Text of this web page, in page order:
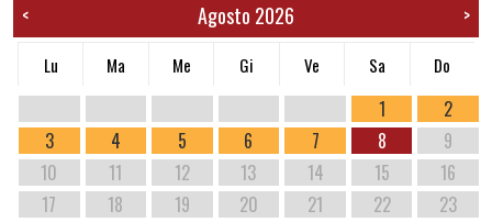
< Agosto 2026 >
Lu Ma Me Gi Ve Sa Do
1
2
3
4 5 6 7 8
9
10
11 12 13 14 15
16
17
18 19 20 21 22
23